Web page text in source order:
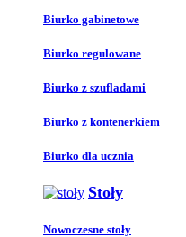
Biurko gabinetowe
Biurko regulowane
Biurko z szufladami
Biurko z kontenerkiem
Biurko dla ucznia
Stoły
Nowoczesne stoły